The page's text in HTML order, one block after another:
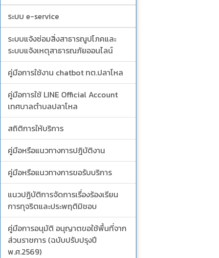
ระบบ e-service
ระบบแจ้งซ่อมสิ่งสาธารณูปโภคและ
ระบบแจ้งเหตุสาธารณภัยออนไลน์
คู่มือการใช้งาน chatbot ทต.ปลาโหล
คู่มือการใช้ LINE Official Account
เทศบาลตำบลปลาโหล
สถิติการให้บริการ
คู่มือหรือแนวทางการปฎิบัติงาน
คู่มือหรือแนวทางการขอรับบริการ
แนวปฏิบัติการจัดการเรื่องร้องเรียน
การทุจริตและประพฤติมิชอบ
คู่มือการอนุมัติ อนุญาตขอใช้พื้นที่จาก
ส่วนราชการ (ฉบับปรับปรุงปี
พ.ศ.2569)